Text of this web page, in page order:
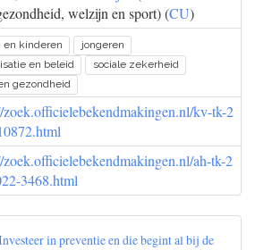
welzijn en sport) (CU)
en kinderen
jongeren
en beleid
sociale zekerheid
gezondheid
zoek.officielebekendmakingen.nl/kv-tk-2
zoek.officielebekendmakingen.nl/ah-tk-2
3468.html
in preventie en die begint al bij de